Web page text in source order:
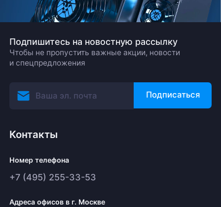
Подпишитесь на новостную рассылку
Чтобы не пропустить важные акции, новости
и спецпредложения
Подписаться
Контакты
Номер телефона
+7 (495) 255-33-53
Адреса офисов в г. Москве